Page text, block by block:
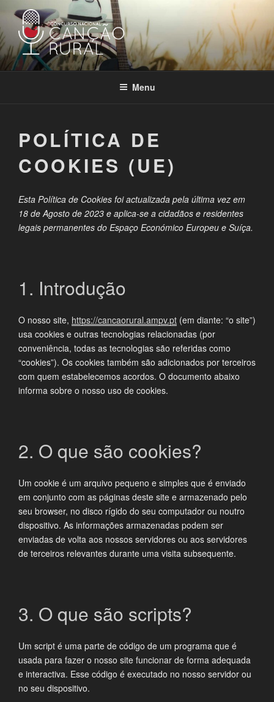
Saltar
para
o
conteúdo
CONCURSO NACIONAL
CANÇÃO RURAL
Concurso Nacional da Canção Rural
Menu
POLÍTICA DE
COOKIES (UE)
Esta Política de Cookies foi actualizada pela última vez em
18 de Agosto de 2023 e aplica-se a cidadãos e residentes
legais permanentes do Espaço Económico Europeu e Suíça.
1. Introdução
O nosso site, https://cancaorural.ampv.pt (em diante: “o site”)
usa cookies e outras tecnologias relacionadas (por
conveniência, todas as tecnologias são referidas como
“cookies”). Os cookies também são adicionados por terceiros
com quem estabelecemos acordos. O documento abaixo
informa sobre o nosso uso de cookies.
2. O que são cookies?
Um cookie é um arquivo pequeno e simples que é enviado
em conjunto com as páginas deste site e armazenado pelo
seu browser, no disco rígido do seu computador ou noutro
dispositivo. As informações armazenadas podem ser
enviadas de volta aos nossos servidores ou aos servidores
de terceiros relevantes durante uma visita subsequente.
3. O que são scripts?
Um script é uma parte de código de um programa que é
usada para fazer o nosso site funcionar de forma adequada
e interactiva. Esse código é executado no nosso servidor ou
no seu dispositivo.